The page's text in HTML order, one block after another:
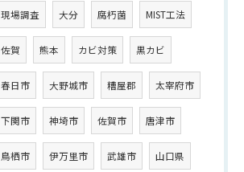
現場調査 大分 腐朽菌 MIST工法
佐賀 熊本 カビ対策 黒カビ
春日市 大野城市 糟屋郡 太宰府市
下関市 神埼市 佐賀市 唐津市
鳥栖市 伊万里市 武雄市 山口県